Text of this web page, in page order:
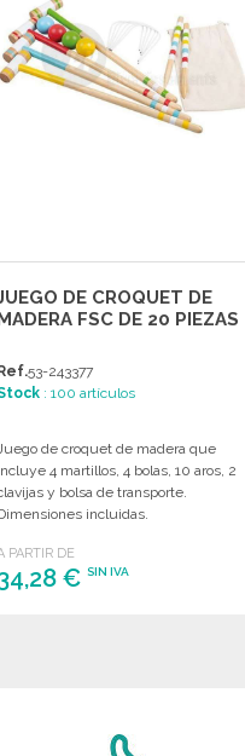
DE CROQUET DE
FSC DE 20 PIEZAS
53-243377
: 100 artículos
de croquet de madera que
4 martillos, 4 bolas, 10 aros, 2
y bolsa de transporte.
incluidas.
PARTIR DE
€SIN IVA